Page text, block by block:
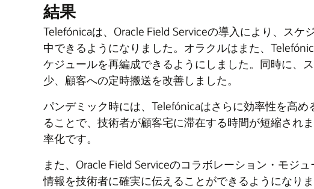
結果
Telefónicaは、Oracle Field Serviceの導入により、ス
中できるようになりました。オラクルはまた、
ケジュールを再編成できるようにしました。同時に、
少、顧客への定時搬送を改善しました。
パンデミック時には、Telefónicaはさらに効率性を高
ることで、技術者が顧客宅に滞在する時間が短縮され
率化です。
また、Oracle Field Serviceのコラボレーション・モジ
情報を技術者に確実に伝えることができるようになりま